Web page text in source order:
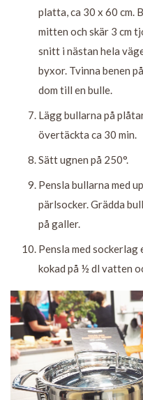
platta, ca 30 x 60 cm.
mitten och skär 3 cm
snitt i nästan hela
byxor. Tvinna benen
dom till en bulle.
Lägg bullarna på
övertäckta ca 30 min.
Sätt ugnen på 250°.
Pensla bullarna med
pärlsocker. Grädda
på galler.
Pensla med
kokad på ½ dl vatten